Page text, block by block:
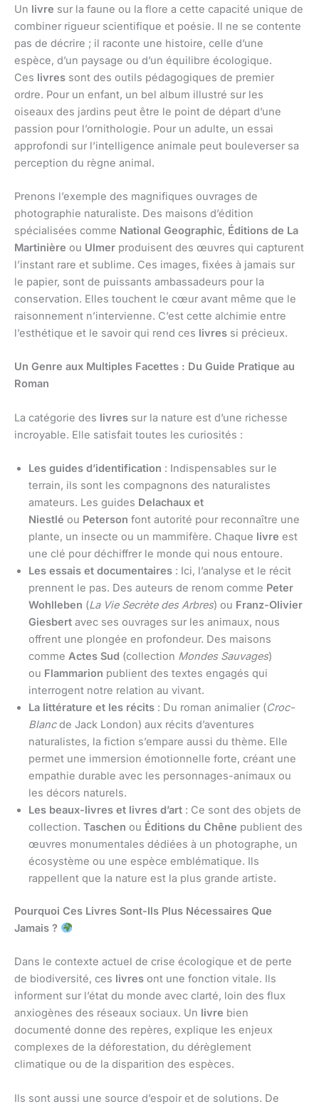
Un livre sur la faune ou la flore a cette capacité unique de
combiner rigueur scientifique et poésie. Il ne se contente
pas de décrire ; il raconte une histoire, celle d’une
espèce, d’un paysage ou d’un équilibre écologique.
Ces livres sont des outils pédagogiques de premier
ordre. Pour un enfant, un bel album illustré sur les
oiseaux des jardins peut être le point de départ d’une
passion pour l’ornithologie. Pour un adulte, un essai
approfondi sur l’intelligence animale peut bouleverser sa
perception du règne animal.
Prenons l’exemple des magnifiques ouvrages de
photographie naturaliste. Des maisons d’édition
spécialisées comme National Geographic, Éditions de La
Martinière ou Ulmer produisent des œuvres qui capturent
l’instant rare et sublime. Ces images, fixées à jamais sur
le papier, sont de puissants ambassadeurs pour la
conservation. Elles touchent le cœur avant même que le
raisonnement n’intervienne. C’est cette alchimie entre
l’esthétique et le savoir qui rend ces livres si précieux.
Un Genre aux Multiples Facettes : Du Guide Pratique au
Roman
La catégorie des livres sur la nature est d’une richesse
incroyable. Elle satisfait toutes les curiosités :
Les guides d’identification : Indispensables sur le
terrain, ils sont les compagnons des naturalistes
amateurs. Les guides Delachaux et
Niestlé ou Peterson font autorité pour reconnaître une
plante, un insecte ou un mammifère. Chaque livre est
une clé pour déchiffrer le monde qui nous entoure.
Les essais et documentaires : Ici, l’analyse et le récit
prennent le pas. Des auteurs de renom comme Peter
Wohlleben (La Vie Secrète des Arbres) ou Franz-Olivier
Giesbert avec ses ouvrages sur les animaux, nous
offrent une plongée en profondeur. Des maisons
comme Actes Sud (collection Mondes Sauvages)
ou Flammarion publient des textes engagés qui
interrogent notre relation au vivant.
La littérature et les récits : Du roman animalier (Croc-
Blancde Jack London) aux récits d’aventures
naturalistes, la fiction s’empare aussi du thème. Elle
permet une immersion émotionnelle forte, créant une
empathie durable avec les personnages-animaux ou
les décors naturels.
Les beaux-livres et livres d’art : Ce sont des objets de
collection. Taschen ou Éditions du Chêne publient des
œuvres monumentales dédiées à un photographe, un
écosystème ou une espèce emblématique. Ils
rappellent que la nature est la plus grande artiste.
Pourquoi Ces Livres Sont-Ils Plus Nécessaires Que
Jamais ?
Dans le contexte actuel de crise écologique et de perte
de biodiversité, ces livres ont une fonction vitale. Ils
informent sur l’état du monde avec clarté, loin des flux
anxiogènes des réseaux sociaux. Un livre bien
documenté donne des repères, explique les enjeux
complexes de la déforestation, du dérèglement
climatique ou de la disparition des espèces.
Ils sont aussi une source d’espoir et de solutions. De